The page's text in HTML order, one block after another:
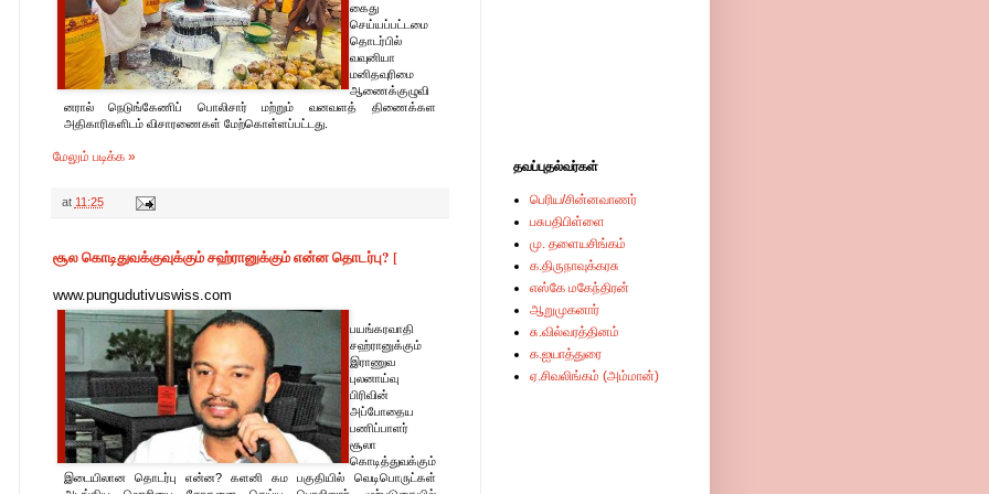
கைது
செய்யப்பட்டமை
தொடர்பில்
வவுனியா
மனிதவுரிமை
ஆணைக்குழுவி
னரால் நெடுங்கேணிப் பொலிசார் மற்றும் வனவளத் திணைக்கள
அதிகாரிகளிடம் விசாரணைகள் மேற்கொள்ளப்பட்டது.
மேலும் படிக்க »
at 11:25
சூல கொடிதுவக்குவுக்கும் சஹ்ரானுக்கும் என்ன தொடர்பு? [
www.pungudutivuswiss.com
பயங்கரவாதி
சஹ்ரானுக்கும்
இராணுவ
புலனாய்வு
பிரிவின்
அப்போதைய
பணிப்பாளர்
சூலா
கொடித்துவக்கும்
இடையிலான தொடர்பு என்ன? களனி கம பகுதியில் வெடிபொருட்கள்
தவப்புதல்வர்கள்
பெரிய/சின்னவாணர்
பசுபதிபிள்ளை
மு. தளையசிங்கம்
க.திருநாவுக்கரசு
எஸ்கே மகேந்திரன்
ஆறுமுகனார்
சு.வில்வரத்தினம்
க.ஐயாத்துரை
ஏ.சிவலிங்கம் (அம்மான்)